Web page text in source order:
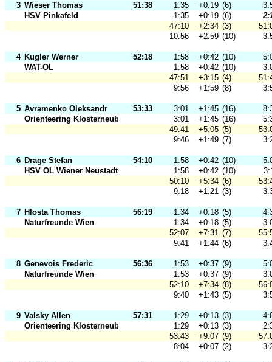
3 Wieser Thomas 51:38 1:35 +0:19 (6)
HSV Pinkafeld
1:35 +0:19 (6)
47:10
+2:34 (3)
10:56
+2:59 (10)
4 Kugler Werner 52:18 1:58 +0:42 (10)
WAT-OL
1:58 +0:42 (10)
47:51
+3:15 (4)
9:56
+1:59 (8)
5 Avramenko Oleksandr 53:33 3:01 +1:45 (16)
Orienteering Klosterneuburg
3:01 +1:45 (16)
49:41
+5:05 (5)
9:46
+1:49 (7)
6 Drage Stefan 54:10 1:58 +0:42 (10)
HSV OL Wiener Neustadt
1:58 +0:42 (10)
50:10
+5:34 (6)
9:18
+1:21 (3)
7 Hlosta Thomas 56:19 1:34 +0:18 (5)
Naturfreunde Wien
1:34 +0:18 (5)
52:07
+7:31 (7)
9:41
+1:44 (6)
8 Genevois Frederic 56:36 1:53 +0:37 (9)
Naturfreunde Wien
1:53 +0:37 (9)
52:10
+7:34 (8)
9:40
+1:43 (5)
9 Valsky Allen 57:31 1:29 +0:13 (3)
Orienteering Klosterneuburg
1:29 +0:13 (3)
53:43
+9:07 (9)
8:04
+0:07 (2)